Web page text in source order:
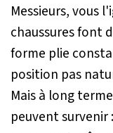
Messieurs, vous
chaussures font
forme plie
position pas
Mais à long
peuvent survenir